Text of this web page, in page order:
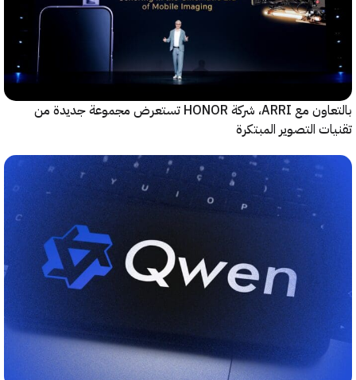
بالتعاون مع ARRI، شركة HONOR تستعرض مجموعة جديدة من
التصوير المبتكرة